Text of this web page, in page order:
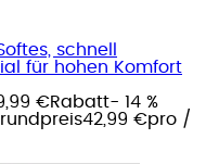
schnell
für hohen Komfort
€Rabatt- 14 %
42,99 €pro /